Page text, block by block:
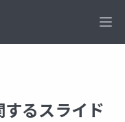
るスライド